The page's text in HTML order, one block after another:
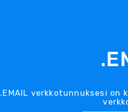
.EMAIL verkkotunnuksesi on